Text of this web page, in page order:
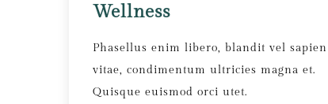
Wellness
Phasellus enim libero, blandit vel sapien
vitae, condimentum ultricies magna et.
Quisque euismod orci utet.